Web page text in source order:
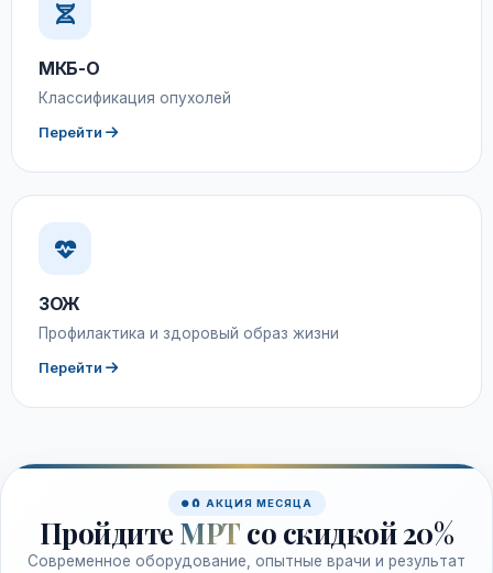
МКБ-О
Классификация опухолей
Перейти
ЗОЖ
Профилактика и здоровый образ жизни
Перейти
🧲 АКЦИЯ МЕСЯЦА
Пройдите МРТ со скидкой 20%
Современное оборудование, опытные врачи и результат